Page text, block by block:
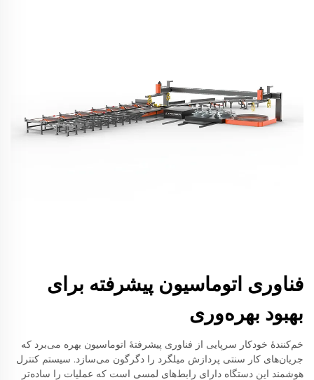
فناوری اتوماسیون پیشرفته برای
بهبود بهره‌وری
خم‌کنندهٔ خودکار سرپایی از فناوری پیشرفتهٔ اتوماسیون بهره می‌برد که
جریان‌های کار سنتی پردازش میلگرد را دگرگون می‌سازد. سیستم کنترل
هوشمند این دستگاه دارای رابط‌های لمسی است که عملیات را ساده‌تر